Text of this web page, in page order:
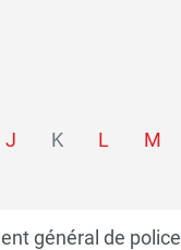
J K L M
général de police